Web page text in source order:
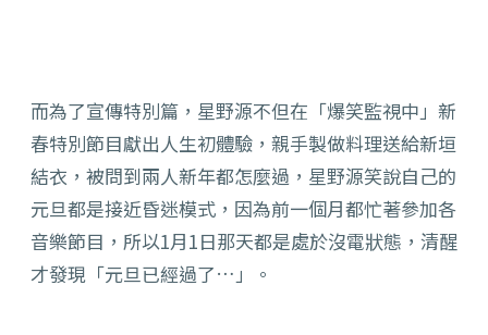
而為了宣傳特別篇，星野源不但在「爆笑監視中」新
春特別節目獻出人生初體驗，親手製做料理送給新垣
結衣，被問到兩人新年都怎麼過，星野源笑說自己的
元旦都是接近昏迷模式，因為前一個月都忙著參加各
音樂節目，所以1月1日那天都是處於沒電狀態，清醒
才發現「元旦已經過了…」。